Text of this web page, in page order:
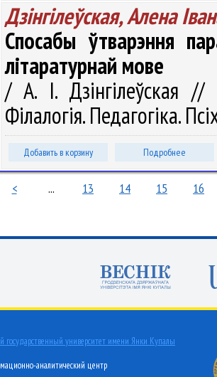
Дзінгілеўская, Алена
Спосабы ўтварэння
літаратурнай мове
/ А. І. Дзінгілеўская //
Філалогія. Педагогіка.
Добавить в корзину Подробнее
< ... 13 14 15 16
государственный университет имени Янки Купалы
аналитический центр